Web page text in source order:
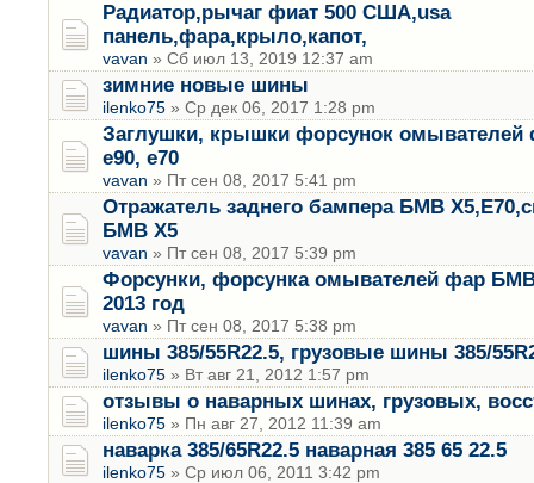
Радиатор,рычаг фиат 500 США,usa
панель,фара,крыло,капот,
vavan » Сб июл 13, 2019 12:37 am
зимние новые шины
ilenko75 » Ср дек 06, 2017 1:28 pm
Заглушки, крышки форсунок
е90, е70
vavan » Пт сен 08, 2017 5:41 pm
Отражатель заднего бампера БМВ
БМВ Х5
vavan » Пт сен 08, 2017 5:39 pm
Форсунки, форсунка омывателей фар БМВ
2013 год
vavan » Пт сен 08, 2017 5:38 pm
шины 385/55R22.5, грузовые шины 385/
ilenko75 » Вт авг 21, 2012 1:57 pm
отзывы о наварных шинах, грузовых,
ilenko75 » Пн авг 27, 2012 11:39 am
наварка 385/65R22.5 наварная 385 65 22.5
ilenko75 » Ср июл 06, 2011 3:42 pm